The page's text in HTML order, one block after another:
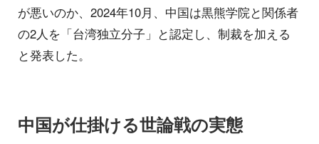
が悪いのか、2024年10月、中国は黒熊学院と関係者
の2人を「台湾独立分子」と認定し、制裁を加える
と発表した。
中国が仕掛ける世論戦の実態